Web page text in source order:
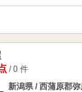
/ 0 件
新潟県 / 西蒲原郡